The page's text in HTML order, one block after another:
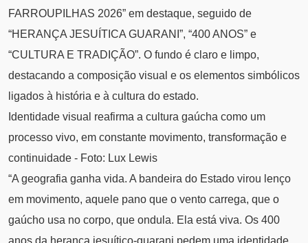
FARROUPILHAS 2026” em destaque, seguido de
“HERANÇA JESUÍTICA GUARANI”, “400 ANOS” e
“CULTURA E TRADIÇÃO”. O fundo é claro e limpo,
destacando a composição visual e os elementos simbólicos
ligados à história e à cultura do estado.
Identidade visual reafirma a cultura gaúcha como um
processo vivo, em constante movimento, transformação e
continuidade - Foto: Lux Lewis
“A geografia ganha vida. A bandeira do Estado virou lenço
em movimento, aquele pano que o vento carrega, que o
gaúcho usa no corpo, que ondula. Ela está viva. Os 400
anos da herança jesuítico-guarani pedem uma identidade